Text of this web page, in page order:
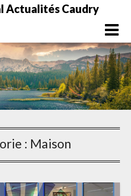
Actualités Caudry
: Maison